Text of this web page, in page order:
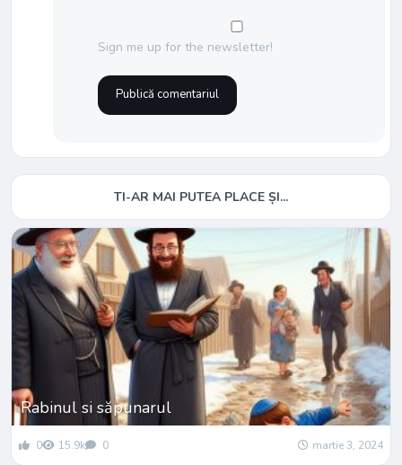
Sign me up for the newsletter!
TI-AR MAI PUTEA PLACE ȘI...
Rabinul si săpunarul
0 15.9k 0 martie 3, 2024